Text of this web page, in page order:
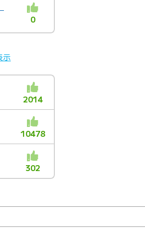
0
示
2014
10478
302